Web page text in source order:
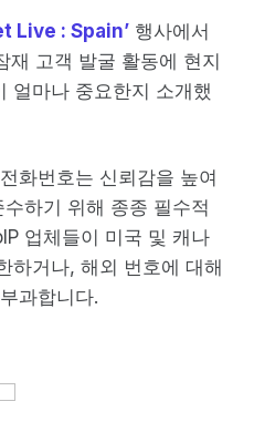
Live : Spain’ 행사에서
재 고객 발굴 활동에 현지
얼마나 중요한지 소개했
화번호는 신뢰감을 높여
하기 위해 종종 필수적
업체들이 미국 및 캐나
하거나, 해외 번호에 대해
과합니다.